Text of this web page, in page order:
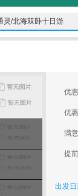
灵/北海双卧十日游
优
优
满
提
出发日